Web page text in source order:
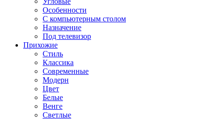
Особенности
С компьютерным столом
Назначение
Под телевизор
Прихожие
Стиль
Классика
Современные
Модерн
Цвет
Белые
Венге
Светлые